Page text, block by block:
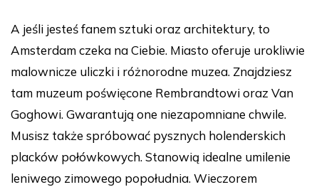
A jeśli jesteś fanem sztuki oraz architektury, to
Amsterdam czeka na Ciebie. Miasto oferuje urokliwie
malownicze uliczki i różnorodne muzea. Znajdziesz
tam muzeum poświęcone Rembrandtowi oraz Van
Goghowi. Gwarantują one niezapomniane chwile.
Musisz także spróbować pysznych holenderskich
placków połówkowych. Stanowią idealne umilenie
leniwego zimowego popołudnia. Wieczorem